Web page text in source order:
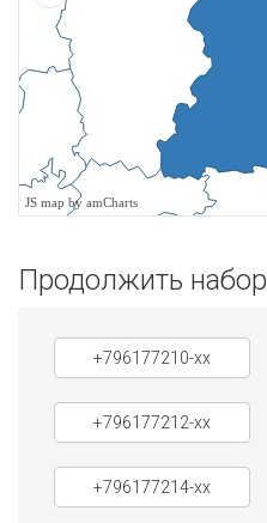
JS map by amCharts
Продолжить набор
+796177210-xx
+796177212-xx
+796177214-xx